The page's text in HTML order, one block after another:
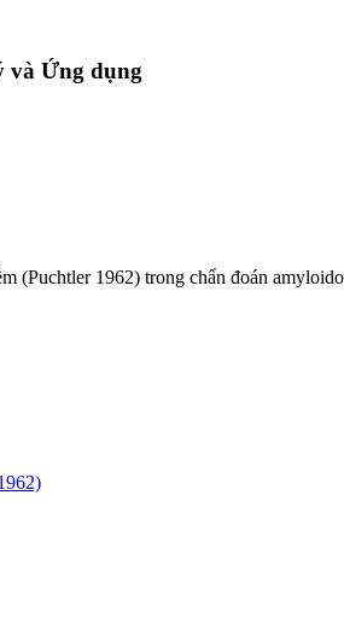
và Ứng dụng
1962) trong chẩn đoán